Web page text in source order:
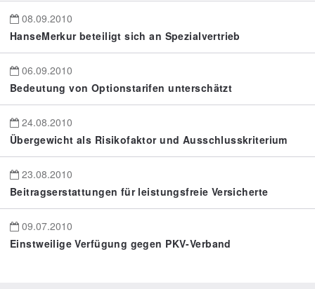
08.09.2010
HanseMerkur beteiligt sich an Spezialvertrieb
06.09.2010
Bedeutung von Optionstarifen unterschätzt
24.08.2010
Übergewicht als Risikofaktor und Ausschlusskriterium
23.08.2010
Beitragserstattungen für leistungsfreie Versicherte
09.07.2010
Einstweilige Verfügung gegen PKV-Verband